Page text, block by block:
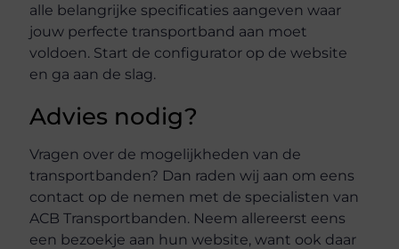
alle belangrijke specificaties aangeven waar
jouw perfecte transportband aan moet
voldoen. Start de configurator op de website
en ga aan de slag.
Advies nodig?
Vragen over de mogelijkheden van de
transportbanden? Dan raden wij aan om eens
contact op de nemen met de specialisten van
ACB Transportbanden. Neem allereerst eens
een bezoekje aan hun website, want ook daar